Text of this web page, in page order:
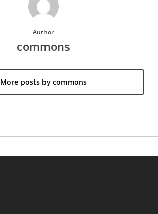
Author
commons
More posts by commons